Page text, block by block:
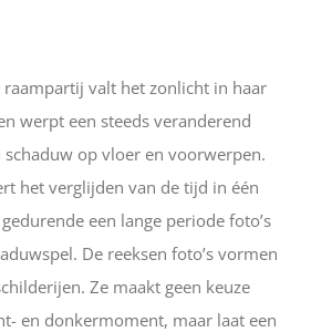
raampartij valt het zonlicht in haar
werpt een steeds veranderend
op vloer en voorwerpen.
het verglijden van de tijd in één
een lange periode foto’s
De reeksen foto’s vormen
Ze maakt geen keuze
en donkermoment, maar laat een